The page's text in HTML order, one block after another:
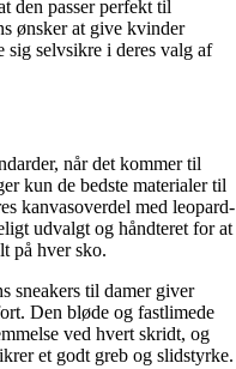
den passer perfekt til
ønsker at give kvinder
selvsikre i deres valg af
når det kommer til
kun de bedste materialer til
kanvasoverdel med leopard-
udvalgt og håndteret for at
på hver sko.
sneakers til damer giver
Den bløde og fastlimede
ved hvert skridt, og
et godt greb og slidstyrke.